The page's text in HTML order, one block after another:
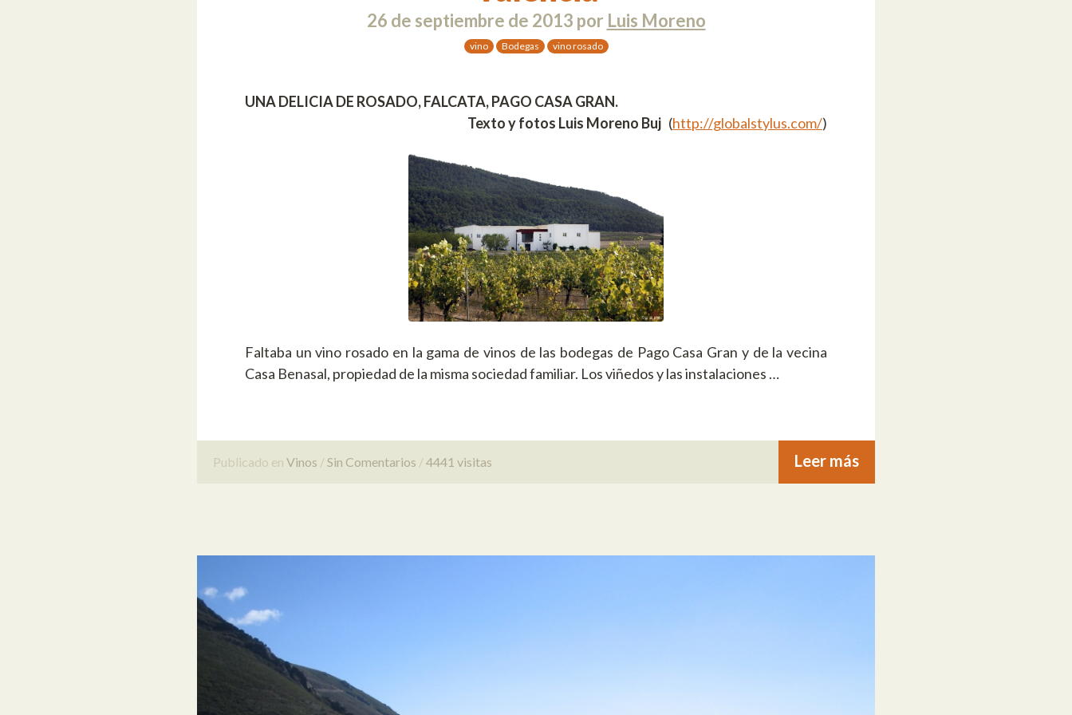
26 de septiembre de 2013 por Luis Moreno
vino Bodegas vino rosado
UNA DELICIA DE ROSADO, FALCATA, PAGO CASA GRAN.
Texto y fotos Luis Moreno Buj (http://globalstylus.com/)
Faltaba un vino rosado en la gama de vinos de las bodegas de Pago Casa Gran y de la vecina
Casa Benasal, propiedad de la misma sociedad familiar. Los viñedos y las instalaciones …
Publicado en Vinos Sin Comentarios 4441 visitas Leer más